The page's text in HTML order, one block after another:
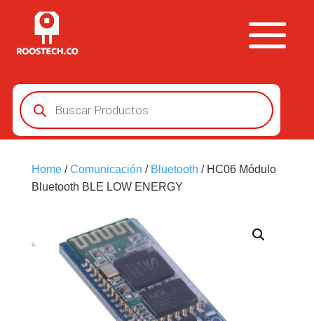
Búsqueda
de
productos
Home/Comunicación / Bluetooth / HC06 Módulo
Bluetooth BLE LOW ENERGY